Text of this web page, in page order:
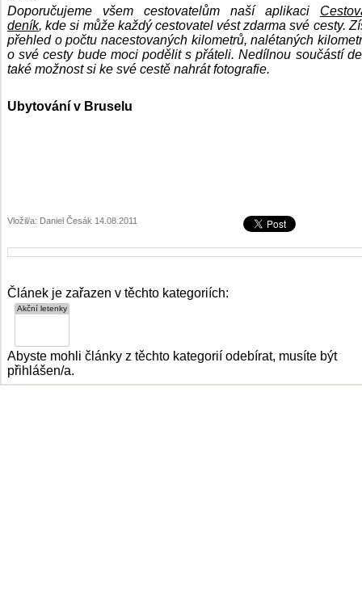
Doporučujeme všem cestovatelům naší aplikaci
deník, kde si může každý cestovatel vést zdarma své cesty.
přehled o počtu nacestovaných kilometrů, nalétaných
o své cesty bude moci podělit s přáteli. Nedílnou součástí
také možnost si ke své cestě nahrát fotografie.
Ubytování v Bruselu
Vložil/a: Daniel Česák 14.08.2011
Článek je zařazen v těchto kategoriích:
Abyste mohli články z těchto kategorií odebírat, musíte být
přihlášen/a.